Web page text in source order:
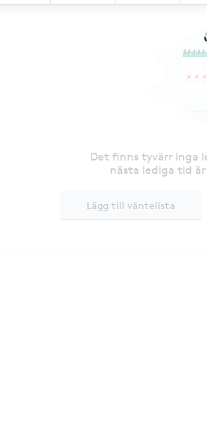
Det finns tyvärr inga
nästa lediga tid är
Lägg till väntelista